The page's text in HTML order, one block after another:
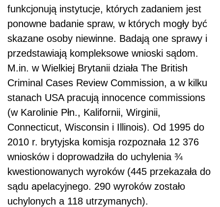
funkcjonują instytucje, których zadaniem jest
ponowne badanie spraw, w których mogły być
skazane osoby niewinne. Badają one sprawy i
przedstawiają kompleksowe wnioski sądom.
M.in. w Wielkiej Brytanii działa The British
Criminal Cases Review Commission, a w kilku
stanach USA pracują innocence commissions
(w Karolinie Płn., Kalifornii, Wirginii,
Connecticut, Wisconsin i Illinois). Od 1995 do
2010 r. brytyjska komisja rozpoznała 12 376
wniosków i doprowadziła do uchylenia ¾
kwestionowanych wyroków (445 przekazała do
sądu apelacyjnego. 290 wyroków zostało
uchylonych a 118 utrzymanych).